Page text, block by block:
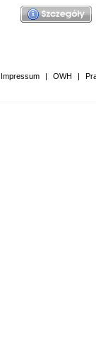
Impressum | OWH |